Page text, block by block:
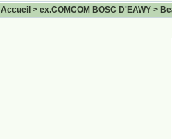
Accueil > ex.COMCOM BOSC D'EAWY >